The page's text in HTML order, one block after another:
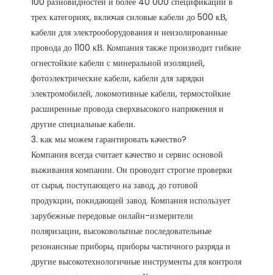
трех категориях, включая силовые кабели до 500 кВ,
кабели для электрооборудования и неизолированные
провода до 1100 кВ. Компания также производит гибкие
огнестойкие кабели с минеральной изоляцией,
фотоэлектрические кабели, кабели для зарядки
электромобилей, локомотивные кабели, термостойкие
расширенные провода сверхвысокого напряжения и
другие специальные кабели.
3. как мы можем гарантировать качество?
Компания всегда считает качество и сервис основой
выживания компании. Он проводит строгие проверки
от сырья, поступающего на завод, до готовой
продукции, покидающей завод. Компания использует
зарубежные передовые онлайн-измерители
поляризации, высоковольтные последовательные
резонансные приборы, приборы частичного разряда и
другие высокотехнологичные инструменты для контроля